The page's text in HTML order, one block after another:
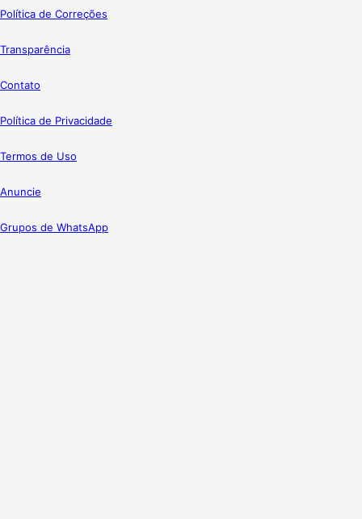
Política de Correções
Transparência
Contato
Política de Privacidade
Termos de Uso
Anuncie
Grupos de WhatsApp